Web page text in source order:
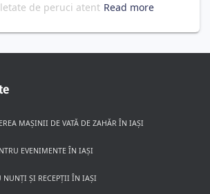
de peruci atent Read more
MAȘINII DE VATĂ DE ZAHĂR ÎN IAȘI
EVENIMENTE ÎN IAȘI
NUNȚI ȘI RECEPȚII ÎN IAȘI